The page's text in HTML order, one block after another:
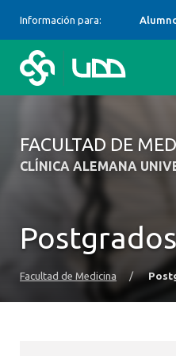
FACULTAD DE
CLÍNICA ALEMANA
Información para:
Facultad de Medicina /